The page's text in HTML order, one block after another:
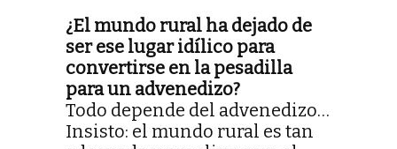
¿El mundo rural ha dejado de
ser ese lugar idílico para
convertirse en la pesadilla
para un advenedizo?
Todo depende del advenedizo…
Insisto: el mundo rural es tan